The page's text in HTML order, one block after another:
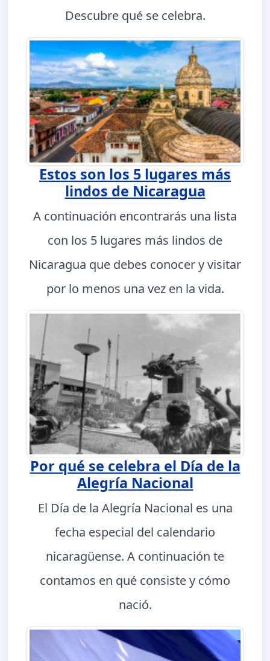
Descubre qué se celebra.
Estos son los 5 lugares más
lindos de Nicaragua
A continuación encontrarás una lista
con los 5 lugares más lindos de
Nicaragua que debes conocer y visitar
por lo menos una vez en la vida.
Por qué se celebra el Día de la
Alegría Nacional
El Día de la Alegría Nacional es una
fecha especial del calendario
nicaragüense. A continuación te
contamos en qué consiste y cómo
nació.